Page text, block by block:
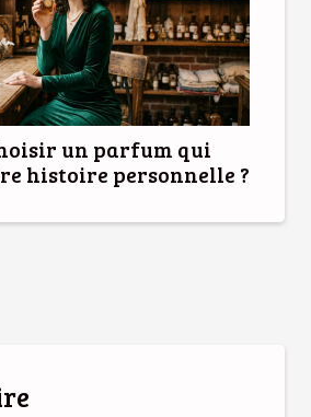
un parfum qui
histoire personnelle ?